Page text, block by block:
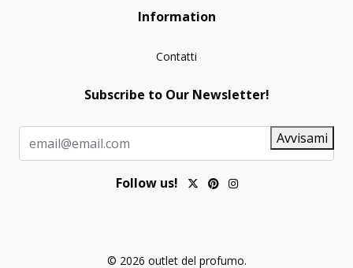
Information
Contatti
Subscribe to Our Newsletter!
Avvisami
Follow us!
© 2026 outlet del profumo.